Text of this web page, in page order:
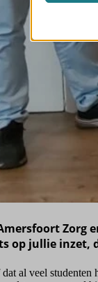
Zorg
op jullie
al veel
p.typekit.net
s.w.org
_dd_s
ext_name
perf_*
ssm_au_c
api.video-
qr-
sp-